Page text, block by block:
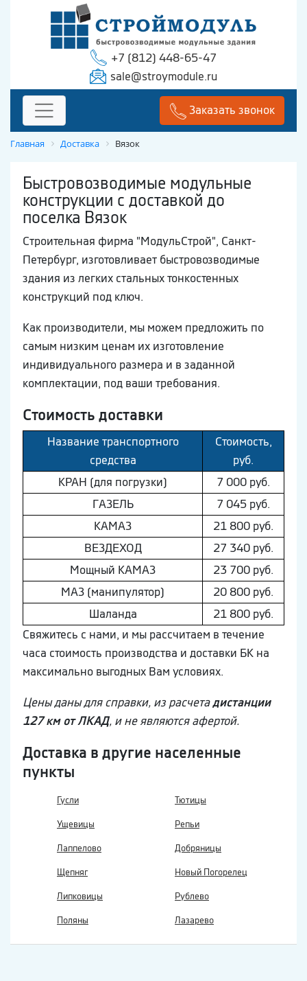
+7 (812) 448-65-47
sale@stroymodule.ru
Заказать звонок
Главная Доставка Вязок
Быстровозводимые модульные
конструкции с доставкой до
поселка Вязок
Строительная фирма "МодульСтрой", Санкт-
Петербург, изготовливает быстровозводимые
здания из легких стальных тонкостенных
конструкций под ключ.
Как производители, мы можем предложить по
самым низким ценам их изготовление
индивидуального размера и в заданной
комплектации, под ваши требования.
Стоимость доставки
Название транспортного
средства
Стоимость,
руб.
КРАН (для погрузки)
7 000 руб.
ГAЗEЛЬ
7 045 руб.
КAМAЗ
21 800 руб.
ВEЗДEХОД
27 340 руб.
Мощный КAМAЗ
23 700 руб.
МAЗ (манипулятор)
20 800 руб.
Шaлaнда
21 800 руб.
Свяжитесь с нами, и мы рассчитаем в течение
часа стоимость производства и доставки БК на
максимально выгодных Вам условиях.
Цены даны для справки, из расчетадистанции
127 км от ЛКАД, и не являются афертой.
Доставка в другие населенные
пункты
Гусли Тютицы
Ущевицы Репьи
Лаппелово Добряницы
Щепняг Новый Погорелец
Липковицы Рублево
Поляны Лазарево